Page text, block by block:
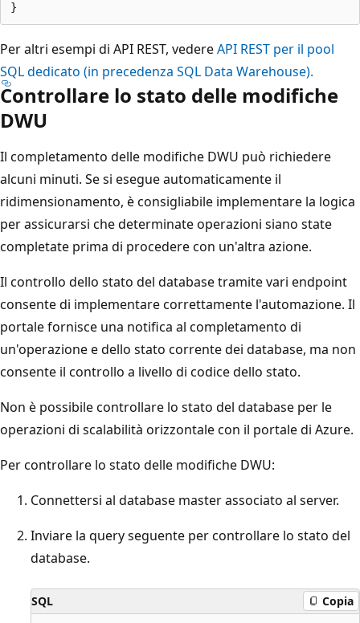
Per altri esempi di API REST, vedereAPI REST per il pool
SQL dedicato (in precedenza SQL Data Warehouse).
Controllare lo stato delle modifiche
DWU
Il completamento delle modifiche DWU può richiedere
alcuni minuti. Se si esegue automaticamente il
ridimensionamento, è consigliabile implementare la logica
per assicurarsi che determinate operazioni siano state
completate prima di procedere con un'altra azione.
Il controllo dello stato del database tramite vari endpoint
consente di implementare correttamente l'automazione. Il
portale fornisce una notifica al completamento di
un'operazione e dello stato corrente dei database, ma non
consente il controllo a livello di codice dello stato.
Non è possibile controllare lo stato del database per le
operazioni di scalabilità orizzontale con il portale di Azure.
Per controllare lo stato delle modifiche DWU:
Connettersi al database master associato al server.
Inviare la query seguente per controllare lo stato del
database.
SQL Copia